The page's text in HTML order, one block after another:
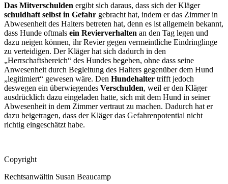
Das Mitverschulden ergibt sich daraus, dass sich der Kläger
schuldhaft selbst in Gefahr gebracht hat, indem er das Zimmer in
Abwesenheit des Halters betreten hat, denn es ist allgemein bekannt,
dass Hunde oftmals ein Revierverhalten an den Tag legen und
dazu neigen können, ihr Revier gegen vermeintliche Eindringlinge
zu verteidigen. Der Kläger hat sich dadurch in den
„Herrschaftsbereich“ des Hundes begeben, ohne dass seine
Anwesenheit durch Begleitung des Halters gegenüber dem Hund
„legitimiert“ gewesen wäre. Den Hundehalter trifft jedoch
deswegen ein überwiegendes Verschulden, weil er den Kläger
ausdrücklich dazu eingeladen hatte, sich mit dem Hund in seiner
Abwesenheit in dem Zimmer vertraut zu machen. Dadurch hat er
dazu beigetragen, dass der Kläger das Gefahrenpotential nicht
richtig eingeschätzt habe.
Copyright
Rechtsanwältin Susan Beaucamp